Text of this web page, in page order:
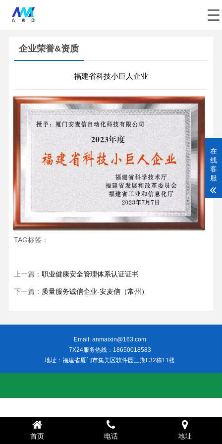
企业荣誉&资质
福建省科技小巨人企业
TAG标签：
上一篇： 职业健康安全管理体系认证证书
下一篇： 质量服务诚信企业-安麦信（常州）
Email: anmaixin@163.com
7X24服务热线：18650018583
地址：福建省厦门市集美区软件园三期F32栋11楼
首页 电话 地址
在
线
客
服